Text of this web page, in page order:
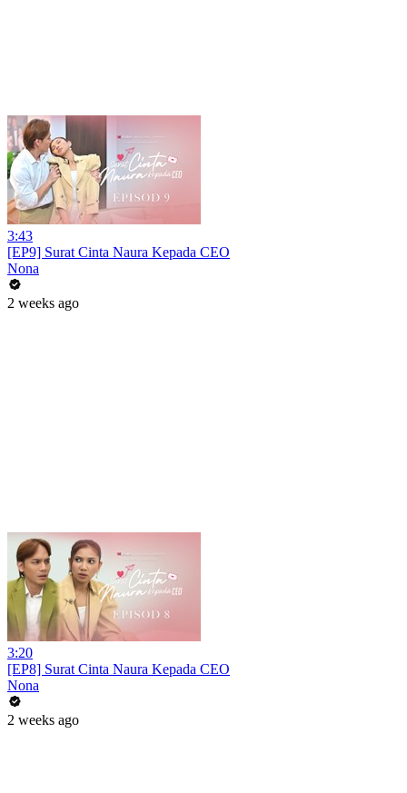
3:43
[EP9] Surat Cinta Naura Kepada CEO
Nona
2 weeks ago
3:20
[EP8] Surat Cinta Naura Kepada CEO
Nona
2 weeks ago